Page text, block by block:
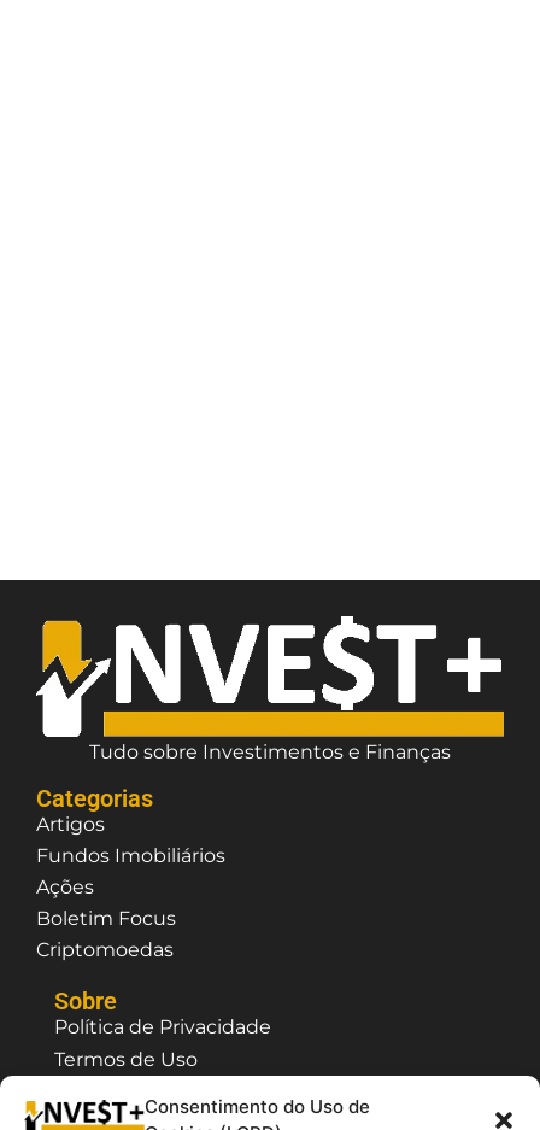
Consentimento do Uso de
Tudo sobre Investimentos e Finanças
Categorias
Artigos
Fundos Imobiliários
Ações
Boletim Focus
Criptomoedas
Sobre
Política de Privacidade
Termos de Uso
Quem Somos